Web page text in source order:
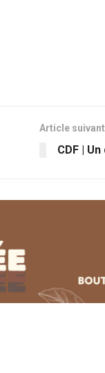
Article suivant
CDF |